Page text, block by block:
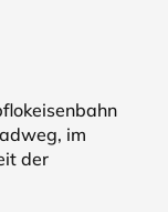
im
der